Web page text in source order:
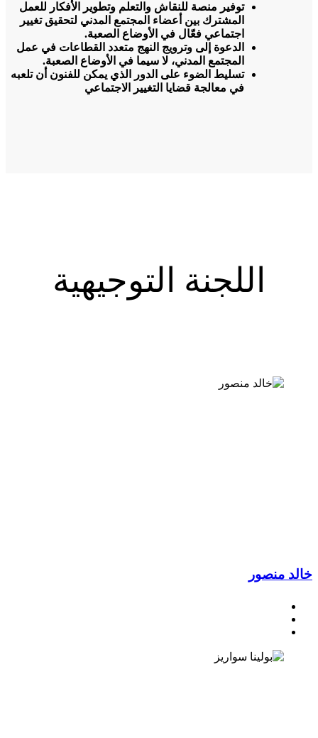
توفير منصة للنقاش والتعلم وتطوير الأفكار للعمل
المشترك بين أعضاء المجتمع المدني لتحقيق تغيير
اجتماعي فعّال في الأوضاع الصعبة.
الدعوة إلى وترويج النهج متعدد القطاعات في عمل
المجتمع المدني، لا سيما في الأوضاع الصعبة.
تسليط الضوء على الدور الذي يمكن للفنون أن تلعبه
في معالجة قضايا التغيير الاجتماعي
اللجنة التوجيهية
منصور